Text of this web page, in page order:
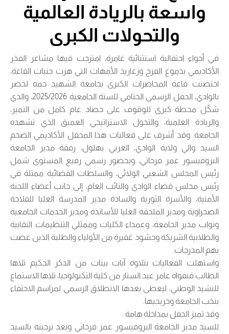
واسعة بالريادة العالمية
والتحولات الكبرى
في أجواء احتفالية استثنائية غامرة، امتزجت فيها مشاعر الفخر
الأكاديمي بدموع الفرح وزغاريد الأمهات التي هزت جنبات القاعة،
احتضنت قاعة المحاضرات الكبرى بجامعة الشهيد حمه لخضر
بالوادي، الحفل الرسمي الختامي للسنة الجامعية 2025/2026، والذي
شكّل محطة كبرى للوقوف على حصاد عام كامل من التميز،
والريادة العلمية، والتحول الاستراتيجي العميق الذي تشهده
الجامعة. وقد أشرف على فعاليات هذا المحفل الأكاديمي الضخم
السيد والي ولاية الوادي، العربي بهلول، رفقة مدير الجامعة
البروفيسور عمر فرحاتي، وبحضور رسمي رفيع المستوى شمل
رئيس المجلس الشعبي الولائي، والسلطات القضائية ممثلة في
رئيس مجلس قضاء الوادي والنائب العام، إلى جانب أعضاء اللجنة
الأمنية، والأسرة الثورية والسادة مدير المدرسة العليا للفلاحة
الصحراوية ومدير الملحقة العليا للأساتذة ومدير الخدمات الجامعية
ونواب مدير الجامعة، وعمداء الكليات وممثلي التنظيمات النقابية
والطلابية الشريكة وحشود غفيرة من الأولياء والطلبة الذين غصت
بهم المدرجات.
واستهلت الفعاليات بتلاوة آيات بينات من الذكر الحكيم تلاها
الطالب قنفواه عامر عبد الستار من كلية التكنولوجيا، تلاها الاستماع
للنشيد الوطني، ليعطى بعدها الانطلاق الرسمي لمراسم الاحتفاء
بنخب الجامعة وخريجيها.
وقد تميز الحفل بمداخلة هامة
للسيد مدير الجامعة البروفيسور عمر فرحاتي وبعد ترحيبه بالسيد